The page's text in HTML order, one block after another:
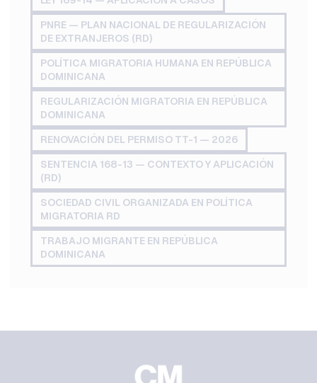
PNRE — PLAN NACIONAL DE REGULARIZACIÓN
DE EXTRANJEROS (RD)
POLÍTICA MIGRATORIA HUMANA EN REPÚBLICA
DOMINICANA
REGULARIZACIÓN MIGRATORIA EN REPÚBLICA
DOMINICANA
RENOVACIÓN DEL PERMISO TT-1 — 2026
SENTENCIA 168-13 — CONTEXTO Y APLICACIÓN
(RD)
SOCIEDAD CIVIL ORGANIZADA EN POLÍTICA
MIGRATORIA RD
TRABAJO MIGRANTE EN REPÚBLICA
DOMINICANA